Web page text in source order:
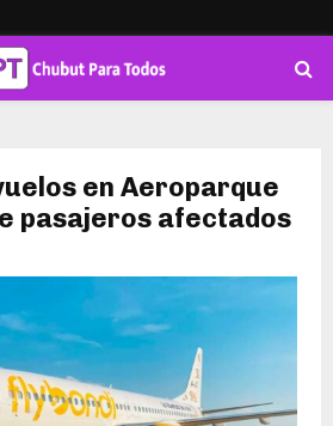
en Aeroparque
pasajeros afectados